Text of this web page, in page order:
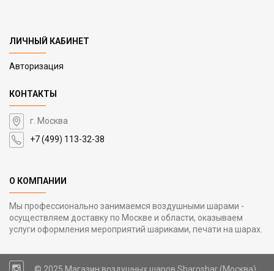
ЛИЧНЫЙ КАБИНЕТ
Авторизация
КОНТАКТЫ
г. Москва
+7 (499) 113-32-38
О КОМПАНИИ
Мы профессионально занимаемся воздушными шарами -
осуществляем доставку по Москве и области, оказываем
услуги оформления мероприятий шариками, печати на шарах.